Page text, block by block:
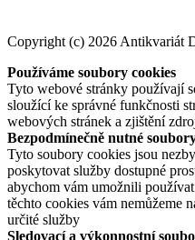
Copyright (c) 2026 Antikvariát
Používáme soubory cookies
Tyto webové stránky používají
sloužící ke správné funkčnosti
webových stránek a zjištění
Bezpodmínečně nutné
Tyto soubory cookies jsou
poskytovat služby dostupné
abychom vám umožnili
těchto cookies vám nemůžeme
určité služby
Sledovací a výkonnostní